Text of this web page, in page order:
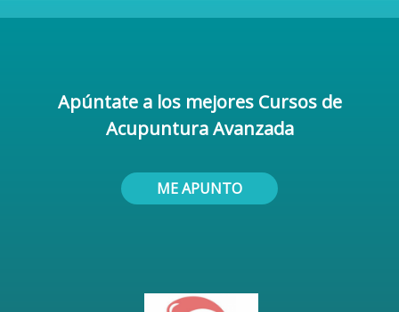
Apúntate a los mejores Cursos de
Acupuntura Avanzada
ME APUNTO